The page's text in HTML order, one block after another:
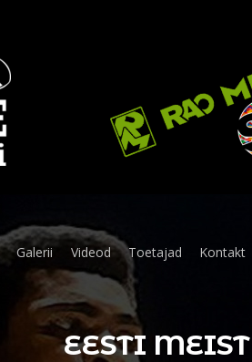
Galerii Videod Toetajad Kontakt
EESTI